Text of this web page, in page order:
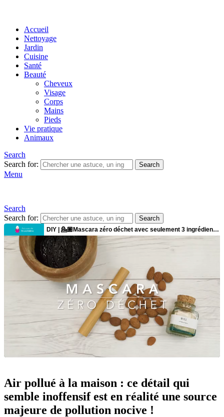
Accueil
Nettoyage
Jardin
Cuisine
Santé
Beauté
Cheveux
Visage
Corps
Mains
Pieds
Vie pratique
Animaux
Search
Search for:
Search
Menu
Search
Search for:
Search
Air pollué à la maison : ce détail qui
semble inoffensif est en réalité une source
majeure de pollution nocive !